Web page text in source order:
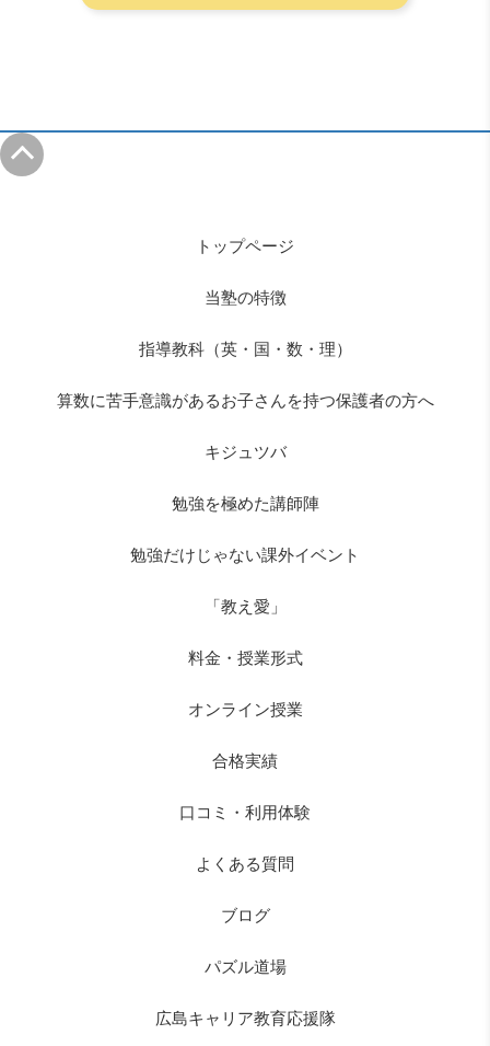
トップページ
当塾の特徴
指導教科（英・国・数・理）
算数に苦手意識があるお子さんを持つ保護者の方へ
キジュツバ
勉強を極めた講師陣
勉強だけじゃない課外イベント
「教え愛」
料金・授業形式
オンライン授業
合格実績
口コミ・利用体験
よくある質問
ブログ
パズル道場
広島キャリア教育応援隊